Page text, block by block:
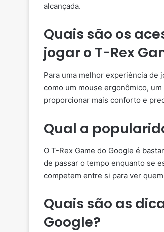
alcançada.
Quais são os
jogar o T-Rex
Para uma melhor experiência de
como um mouse ergonômico,
proporcionar mais conforto e
Qual a
O T-Rex Game do Google é
de passar o tempo enquanto se
competem entre si para ver
Quais são as
Google?